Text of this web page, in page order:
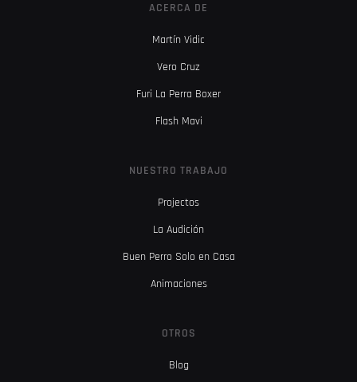
ACERCA DE
Martín Vidic
Vero Cruz
Furi La Perra Boxer
Flash Mavi
NUESTRO TRABAJO
Projectos
La Audición
Buen Perro Solo en Casa
Animaciones
OTROS
Blog